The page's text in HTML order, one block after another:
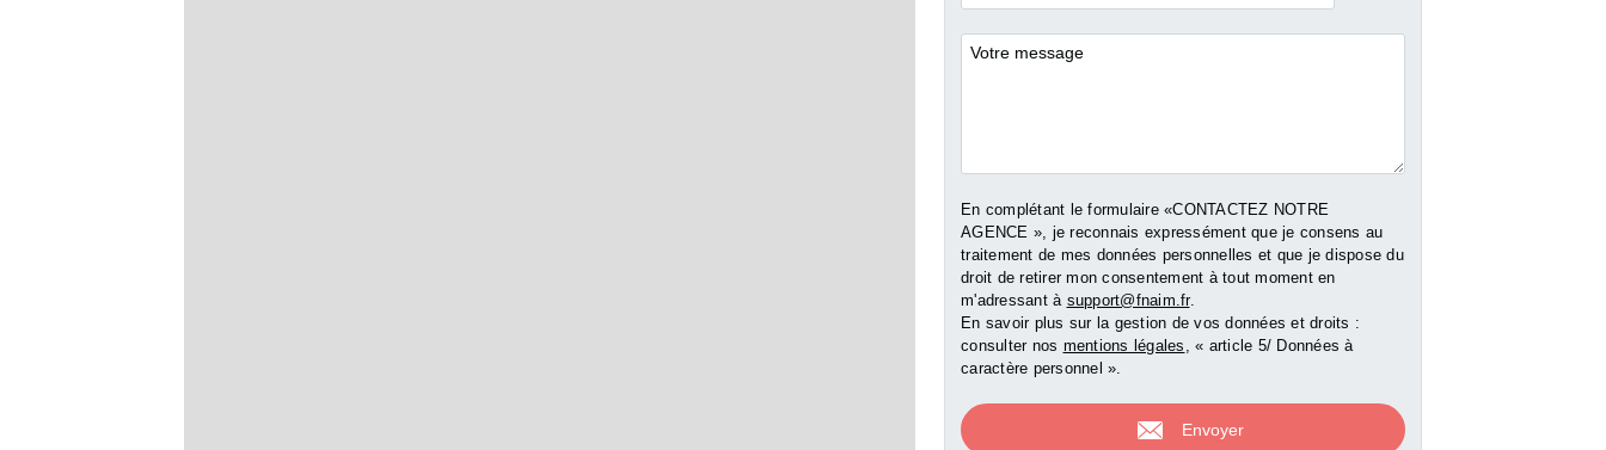
*
Commentaires
En complétant le formulaire «CONTACTEZ NOTRE
AGENCE », je reconnais expressément que je consens au
traitement de mes données personnelles et que je dispose du
droit de retirer mon consentement à tout moment en
m'adressant à support@fnaim.fr.
En savoir plus sur la gestion de vos données et droits :
consulter nos mentions légales , « article 5/ Données à
caractère personnel ».